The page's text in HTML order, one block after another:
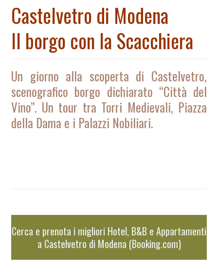
Castelvetro di Modena
Il borgo con la Scacchiera
Un giorno alla scoperta di Castelvetro,
scenografico borgo dichiarato “Città del
Vino”. Un tour tra Torri Medievali, Piazza
della Dama e i Palazzi Nobiliari.
Cerca e prenota i migliori Hotel, B&B e Appartamenti
a Castelvetro di Modena (Booking.com)